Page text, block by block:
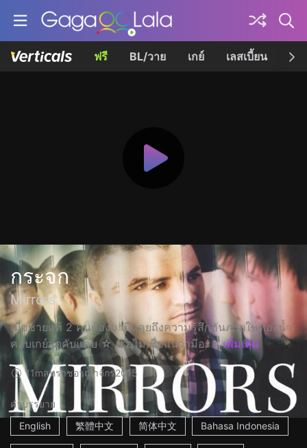
ฟรี BL/วาย เกย์ เลสเบี้ยน เค
กระจก
Mirrors
เมื่อชายแท้ 2 คนต้องมายืนคุยถึงความรู้สึกกันภายในห้องน้ำ
คลับเกย์สุดคับแคบ ☆ เธอไม่เชื่อแน่ว่ามีอะ... เพิ่มเติม
11mสหราชอาณาจักร2015
คำบรรยาย
English
繁體中文 简体中文 Bahasa Indonesia